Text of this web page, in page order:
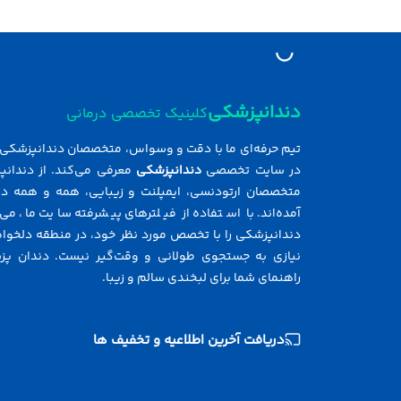
دندانپزشکیکلینیک تخصصی درمانی
تیم حرفه‌ای ما با دقت و وسواس، متخصصان دندانپزشکی
در سایت تخصصی دندانپزشکی معرفی می‌کند. از
متخصصان ارتودنسی، ایمپلنت و زیبایی، همه و همه
آمده‌اند. با استفاده از فیلترهای پیشرفته سایت ما،
دندانپزشکی را با تخصص مورد نظر خود، در منطقه
نیازی به جستجوی طولانی و وقت‌گیر نیست. دندان
راهنمای شما برای لبخندی سالم و زیبا.
دریافت آخرین اطلاعیه و تخفیف ها